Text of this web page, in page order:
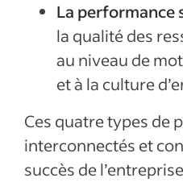
La performance
la qualité des
au niveau de
et à la culture
Ces quatre types de
interconnectés et
succès de